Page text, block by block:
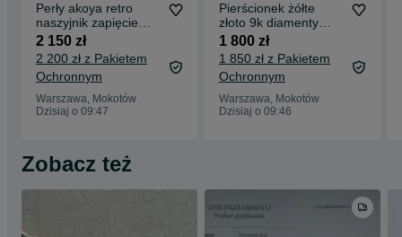
Perły akoya retro
naszyjnik zapięcie
złoto 14k
stopniowane 59cm
Wycena
2 150 zł
2 200 zł z Pakietem
Ochronnym
Warszawa, Mokotów
Dzisiaj o 09:47
Pierścionek żółte
złoto 9k diamenty
0,25 ct kwiat wzór
diament 2,2g retro
wycena certfikat R11
1 800 zł
1 850 zł z Pakietem
Ochronnym
Warszawa, Mokotów
Dzisiaj o 09:46
Zobacz też